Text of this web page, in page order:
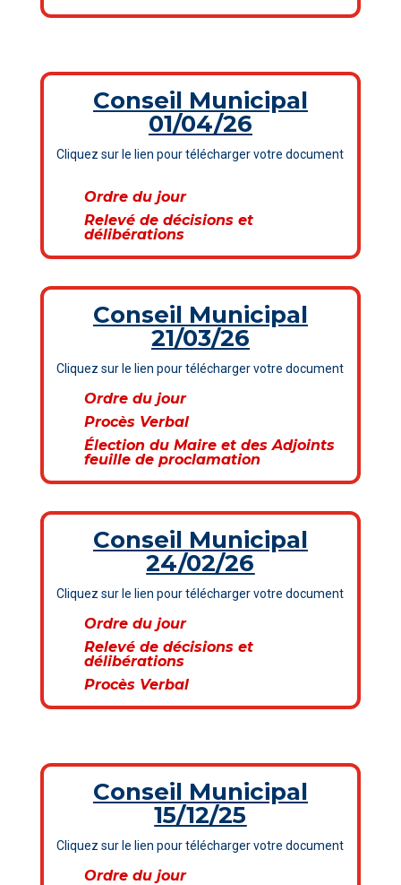
Conseil Municipal
01/04/26
Cliquez sur le lien pour télécharger votre document
Ordre du jour
Relevé de décisions et
délibérations
Conseil Municipal
21/03/26
Cliquez sur le lien pour télécharger votre document
Ordre du jour
Procès Verbal
Élection du Maire et des Adjoints
feuille de proclamation
Conseil Municipal
24/02/26
Cliquez sur le lien pour télécharger votre document
Ordre du jour
Relevé de décisions et
délibérations
Procès Verbal
Conseil Municipal
15/12/25
Cliquez sur le lien pour télécharger votre document
Ordre du jour